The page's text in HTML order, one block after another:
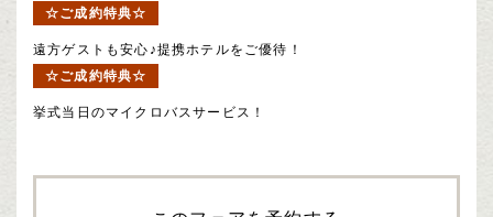
☆ご成約特典☆
遠方ゲストも安心♪提携ホテルをご優待！
☆ご成約特典☆
挙式当日のマイクロバスサービス！